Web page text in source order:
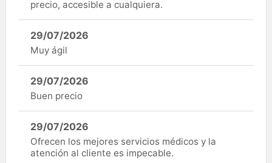
precio, accesible a cualquiera.
29/07/2026
Muy ágil
29/07/2026
Buen precio
29/07/2026
Ofrecen los mejores servicios médicos y la
atención al cliente es impecable.